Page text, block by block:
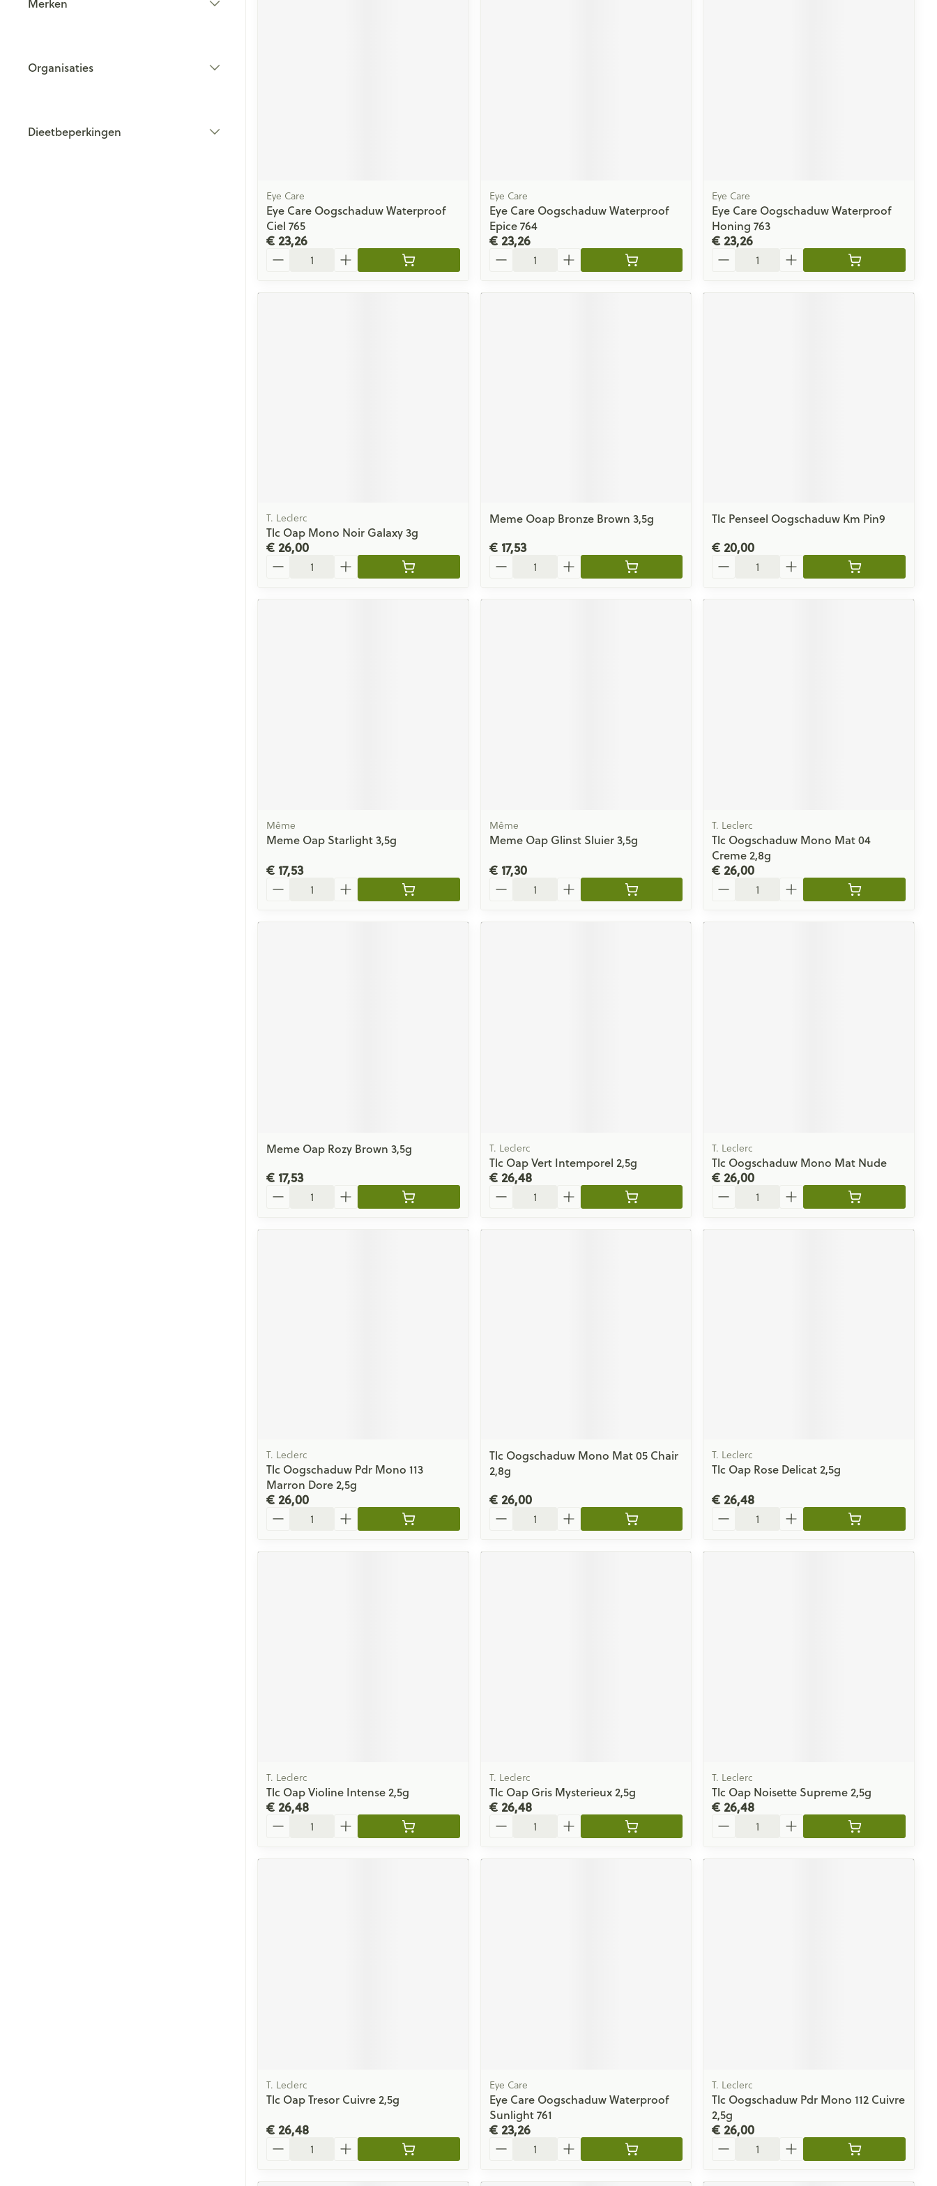
Organisaties
Dieetbeperkingen
Eye Care
Eye Care Oogschaduw Waterproof
Ciel 765
€ 23,26
Eye Care
Eye Care Oogschaduw Waterproof
Epice 764
€ 23,26
Eye Care
Eye Care Oogschaduw Waterproof
Honing 763
€ 23,26
T. Leclerc
Tlc Oap Mono Noir Galaxy 3g
€ 26,00
Meme Ooap Bronze Brown 3,5g
€ 17,53
Tlc Penseel Oogschaduw Km Pin9
€ 20,00
Même
Meme Oap Starlight 3,5g
€ 17,53
Même
Meme Oap Glinst Sluier 3,5g
€ 17,30
T. Leclerc
Tlc Oogschaduw Mono Mat 04
Creme 2,8g
€ 26,00
Meme Oap Rozy Brown 3,5g
€ 17,53
T. Leclerc
Tlc Oap Vert Intemporel 2,5g
€ 26,48
T. Leclerc
Tlc Oogschaduw Mono Mat Nude
€ 26,00
T. Leclerc
Tlc Oogschaduw Pdr Mono 113
Marron Dore 2,5g
€ 26,00
Tlc Oogschaduw Mono Mat 05 Chair
2,8g
€ 26,00
T. Leclerc
Tlc Oap Rose Delicat 2,5g
€ 26,48
T. Leclerc
Tlc Oap Violine Intense 2,5g
€ 26,48
T. Leclerc
Tlc Oap Gris Mysterieux 2,5g
€ 26,48
T. Leclerc
Tlc Oap Noisette Supreme 2,5g
€ 26,48
T. Leclerc
Tlc Oap Tresor Cuivre 2,5g
€ 26,48
Eye Care
Eye Care Oogschaduw Waterproof
Sunlight 761
€ 23,26
T. Leclerc
Tlc Oogschaduw Pdr Mono 112 Cuivre
2,5g
€ 26,00